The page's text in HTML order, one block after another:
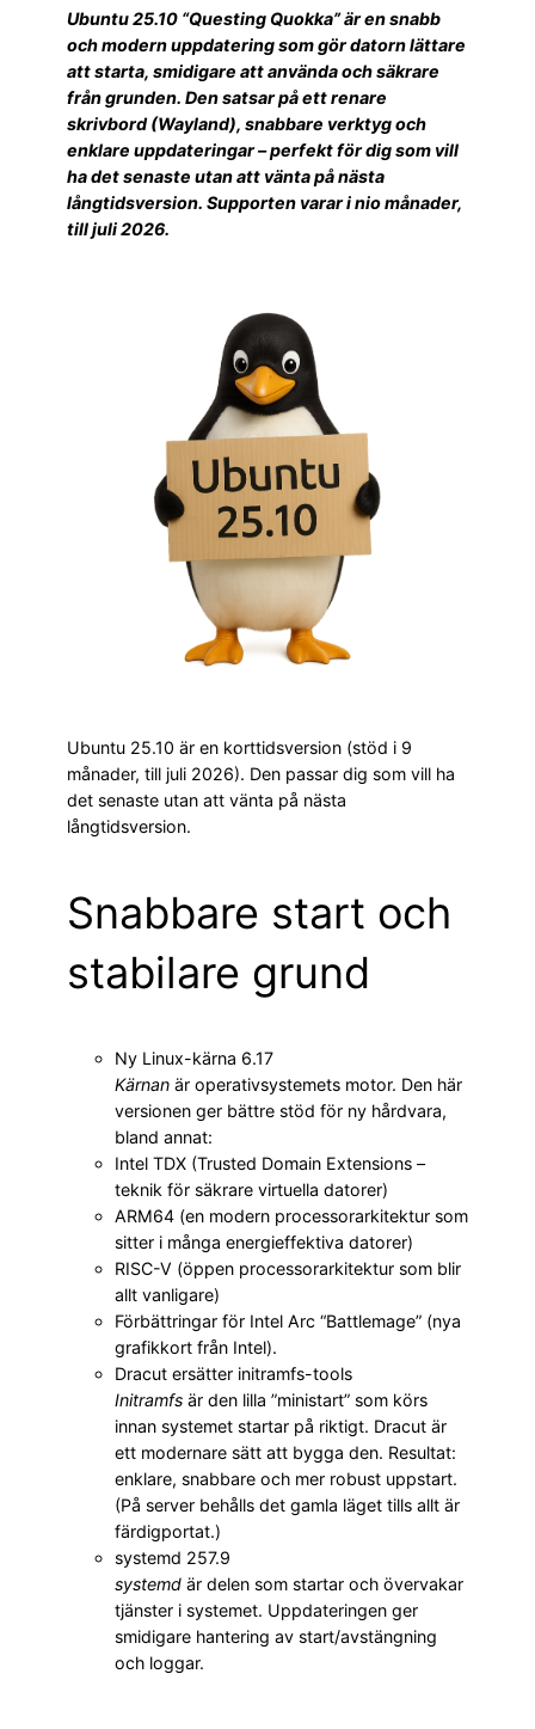
Ubuntu 25.10 “Questing Quokka” är en snabb
och modern uppdatering som gör datorn lättare
att starta, smidigare att använda och säkrare
från grunden. Den satsar på ett renare
skrivbord (Wayland), snabbare verktyg och
enklare uppdateringar – perfekt för dig som vill
ha det senaste utan att vänta på nästa
långtidsversion. Supporten varar i nio månader,
till juli 2026.
Ubuntu 25.10 är en korttidsversion (stöd i 9
månader, till juli 2026). Den passar dig som vill ha
det senaste utan att vänta på nästa
långtidsversion.
Snabbare start och
stabilare grund
Ny Linux-kärna 6.17
Kärnan är operativsystemets motor. Den här
versionen ger bättre stöd för ny hårdvara,
bland annat:
Intel TDX (Trusted Domain Extensions –
teknik för säkrare virtuella datorer)
ARM64 (en modern processor­arkitektur som
sitter i många energieffektiva datorer)
RISC-V (öppen processor­arkitektur som blir
allt vanligare)
Förbättringar för Intel Arc “Battlemage” (nya
grafikkort från Intel).
Dracut ersätter initramfs-tools
Initramfs är den lilla ”ministart” som körs
innan systemet startar på riktigt. Dracut är
ett modernare sätt att bygga den. Resultat:
enklare, snabbare och mer robust uppstart.
(På server behålls det gamla läget tills allt är
färdigportat.)
systemd 257.9
systemd är delen som startar och övervakar
tjänster i systemet. Uppdateringen ger
smidigare hantering av start/avstängning
och loggar.